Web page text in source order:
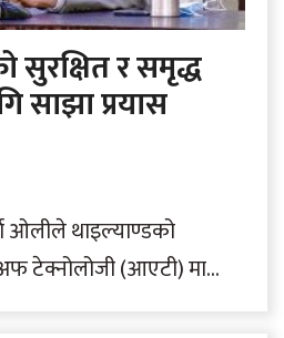
सुरक्षित र समृद्ध
साझा प्रयास
ओलीले थाइल्याण्डको
टेक्नोलोजी (आएटी) मा